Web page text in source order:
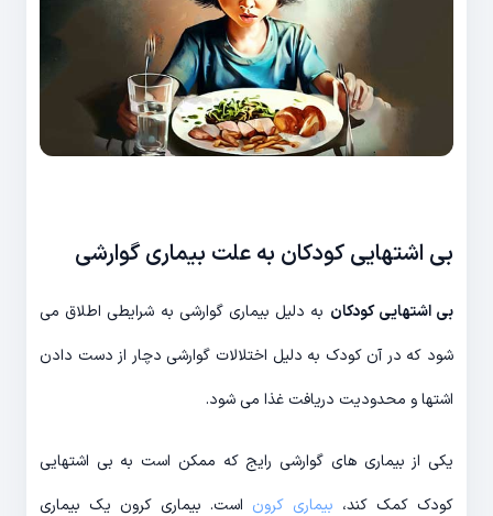
بی اشتهایی کودکان به علت بیماری گوارشی
بی اشتهایی کودکان به دلیل بیماری گوارشی به شرایطی اطلاق می
شود که در آن کودک به دلیل اختلالات گوارشی دچار از دست دادن
اشتها و محدودیت دریافت غذا می شود.
یکی از بیماری های گوارشی رایج که ممکن است به بی اشتهایی
کودک کمک کند، بیماری کرون است. بیماری کرون یک بیماری